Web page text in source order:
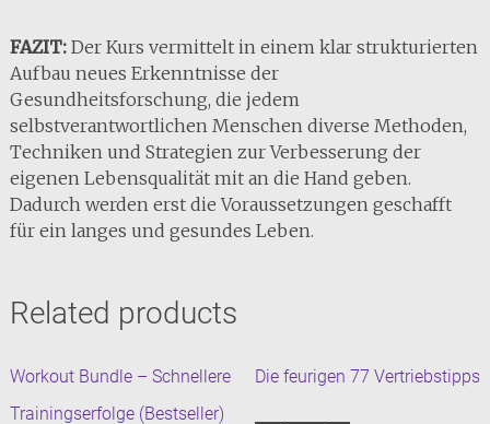
FAZIT:Der Kurs vermittelt in einem klar strukturierten
Aufbau neues Erkenntnisse der
Gesundheitsforschung, die jedem
selbstverantwortlichen Menschen diverse Methoden,
Techniken und Strategien zur Verbesserung der
eigenen Lebensqualität mit an die Hand geben.
Dadurch werden erst die Voraussetzungen geschafft
für ein langes und gesundes Leben.
Related products
Workout Bundle – Schnellere
Trainingserfolge (Bestseller)
Die feurigen 77 Vertriebstipps